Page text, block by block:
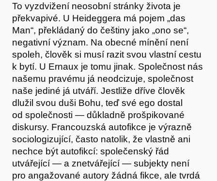
Předplatné
To vyzdvižení neosobní stránky života je
překvapivé. U Heideggera má pojem „das
Man“, překládaný do češtiny jako „ono se“,
negativní význam. Na obecné mínění není
spoleh, člověk si musí razit svou vlastní cestu
k bytí. U Ernaux je tomu jinak. Společnost nás
našemu pravému já neodcizuje, společnost
naše jediné já utváří. Jestliže dříve člověk
dlužil svou duši Bohu, teď své ego dostal
od společnosti — důkladně prošpikované
diskursy. Francouzská autofikce je výrazně
sociologizující, často natolik, že vlastně ani
nechce být autofikcí: společenský řád
utvářející — a znetvářející — subjekty není
pro angažované autory žádná fikce, ale tvrdá